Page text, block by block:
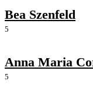
Bea Szenfeld
5
Anna Maria
5